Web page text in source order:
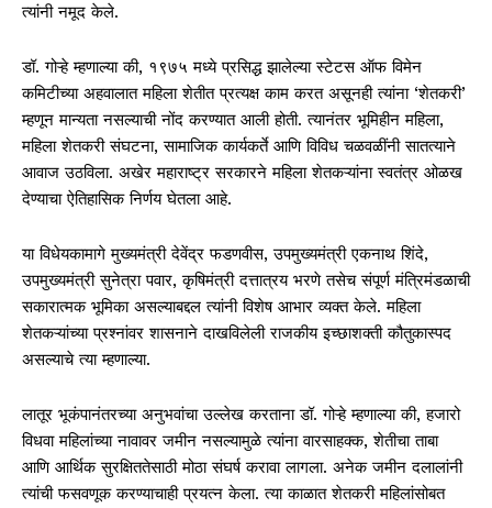
त्यांनी नमूद केले.
डॉ. गोऱ्हे म्हणाल्या की, १९७५ मध्ये प्रसिद्ध झालेल्या स्टेटस ऑफ विमेन
कमिटीच्या अहवालात महिला शेतीत प्रत्यक्ष काम करत असूनही त्यांना ‘शेतकरी’
म्हणून मान्यता नसल्याची नोंद करण्यात आली होती. त्यानंतर भूमिहीन महिला,
महिला शेतकरी संघटना, सामाजिक कार्यकर्ते आणि विविध चळवळींनी सातत्याने
आवाज उठविला. अखेर महाराष्ट्र सरकारने महिला शेतकऱ्यांना स्वतंत्र ओळख
देण्याचा ऐतिहासिक निर्णय घेतला आहे.
या विधेयकामागे मुख्यमंत्री देवेंद्र फडणवीस, उपमुख्यमंत्री एकनाथ शिंदे,
उपमुख्यमंत्री सुनेत्रा पवार, कृषिमंत्री दत्तात्रय भरणे तसेच संपूर्ण मंत्रिमंडळाची
सकारात्मक भूमिका असल्याबद्दल त्यांनी विशेष आभार व्यक्त केले. महिला
शेतकऱ्यांच्या प्रश्नांवर शासनाने दाखविलेली राजकीय इच्छाशक्ती कौतुकास्पद
असल्याचे त्या म्हणाल्या.
लातूर भूकंपानंतरच्या अनुभवांचा उल्लेख करताना डॉ. गोऱ्हे म्हणाल्या की, हजारो
विधवा महिलांच्या नावावर जमीन नसल्यामुळे त्यांना वारसाहक्क, शेतीचा ताबा
आणि आर्थिक सुरक्षिततेसाठी मोठा संघर्ष करावा लागला. अनेक जमीन दलालांनी
त्यांची फसवणूक करण्याचाही प्रयत्न केला. त्या काळात शेतकरी महिलांसोबत